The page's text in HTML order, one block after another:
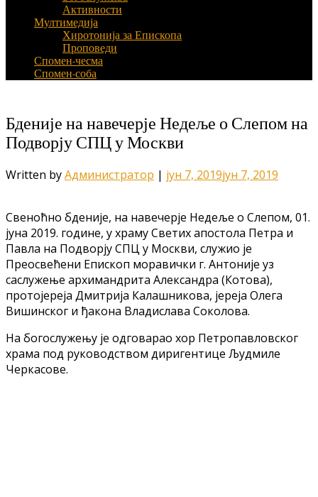
Активности
Мултимедија
Хиротонија за Епископа
Проповеди
Спомен-чесма
Спомен-соба
Бденије на навечерје Недеље о Слепом на
Подворју СПЦ у Москви
Written byАдминистратор | јун 7, 2019јун 7, 2019
Свеноћно бденије, на навечерје Недеље о Слепом, 01.
јуна 2019. године, у храму Светих апостола Петра и
Павла на Подворју СПЦ у Москви, служио је
Преосвећени Епископ моравички г. Антоније уз
саслужење архимандрита Александра (Котова),
протојереја Дмитрија Калашникова, јереја Олега
Вишинског и ђакона Владислава Соколова.
На богослужењу је одговарао хор Петропавловског
храма под руководством диригентице Људмиле
Черкасове.